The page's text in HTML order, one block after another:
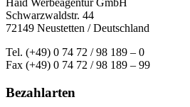
Haid Werbeagentur GmbH
Schwarzwaldstr. 44
72149 Neustetten / Deutschland
Tel. (+49) 0 74 72 / 98 189 – 0
Fax (+49) 0 74 72 / 98 189 – 99
Bezahlarten